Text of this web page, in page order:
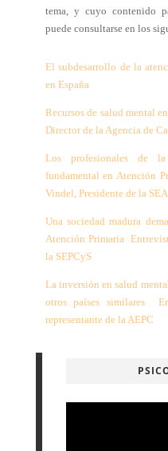
tema, y cuyo contenido
puede consultarse en los
El subdesarrollo de la
en España
Recursos de salud mental
Director de la Agencia de
Los profesionales de
fundamental en Atención
Vindel, Presidente de la
Una sociedad madura
Atención Primaria 
la SEPCyS
La inversión en salud
otros países similares 
representante de la AEPC